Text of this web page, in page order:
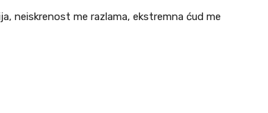
neiskrenost me razlama, ekstremna ćud me